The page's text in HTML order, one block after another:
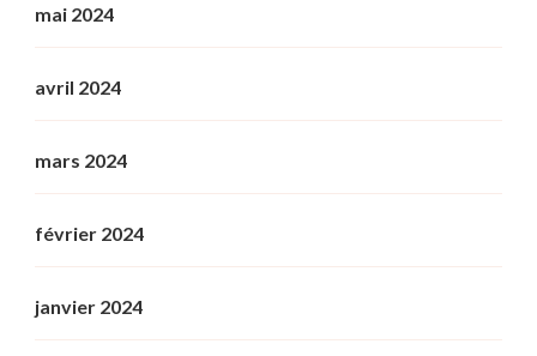
mai 2024
avril 2024
mars 2024
février 2024
janvier 2024